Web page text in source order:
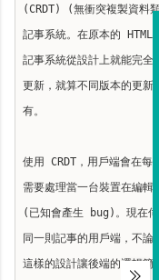
(CRDT) (無衝突複製資料
記事系統。在原本的 HTML
記事系統從設計上就能完全
更新，就算不同版本的更新
有。
使用 CRDT，用戶端會在每
需要處理當一台裝置在編
(已知會產生 bug)。現在伺
同一則記事的用戶端，不論
這樣的設計讓後端的邏輯簡